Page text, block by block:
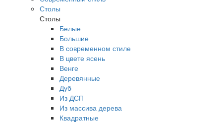
Столы
Столы
Белые
Большие
В современном стиле
В цвете ясень
Венге
Деревянные
Дуб
Из ДСП
Из массива дерева
Квадратные